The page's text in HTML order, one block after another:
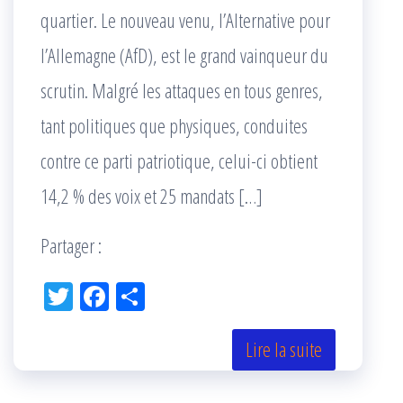
quartier. Le nouveau venu, l’Alternative pour
l’Allemagne (AfD), est le grand vainqueur du
scrutin. Malgré les attaques en tous genres,
tant politiques que physiques, conduites
contre ce parti patriotique, celui-ci obtient
14,2 % des voix et 25 mandats […]
Partager :
Tw
itt
Fac
eb
k r
Lire la suite